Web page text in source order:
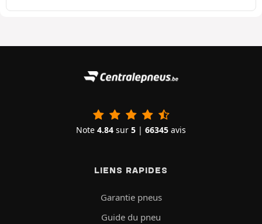
Note 4.84 sur 5 | 66345 avis
LIENS RAPIDES
Garantie pneus
Guide du pneu